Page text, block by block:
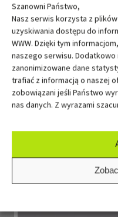
Szanowni Państwo,
Nasz serwis korzysta z
uzyskiwania dostępu do
WWW. Dzięki tym
naszego serwisu.
zanonimizowane dane
trafiać z informacją o naszej
zobowiązani jeśli Państwo
nas danych. Z wyrazami
STORM (SZARY
Fronty Wysoki Połysk